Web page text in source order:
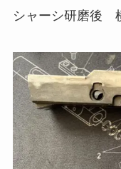
シャーシ研磨後